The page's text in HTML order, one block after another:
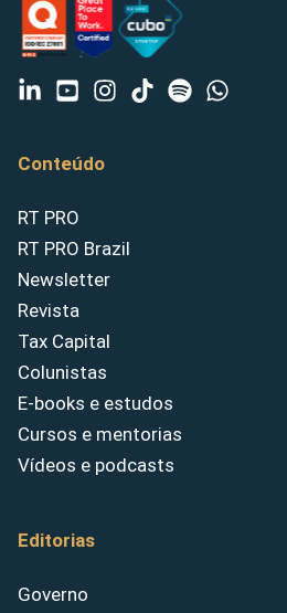
Conteúdo
RT PRO
RT PRO Brazil
Newsletter
Revista
Tax Capital
Colunistas
E-books e estudos
Cursos e mentorias
Vídeos e podcasts
Editorias
Governo